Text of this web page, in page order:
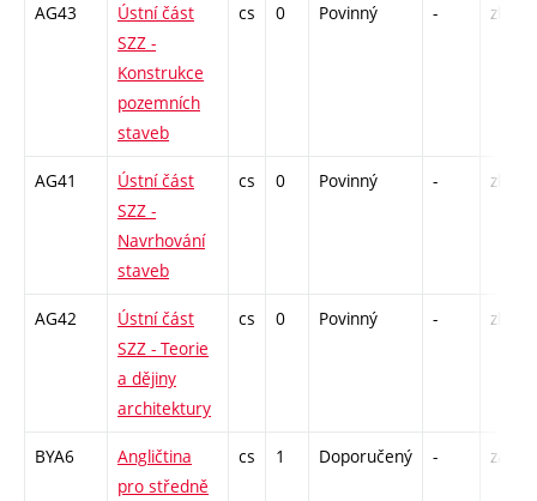
AG43
Ústní část
SZZ -
Konstrukce
pozemních
staveb
cs 0 Povinný - zk
AG41
Ústní část
SZZ -
Navrhování
staveb
cs 0 Povinný - zk
AG42
Ústní část
SZZ - Teorie
a dějiny
architektury
cs 0 Povinný - zk
BYA6
Angličtina
pro středně
cs 1 Doporučený - zá